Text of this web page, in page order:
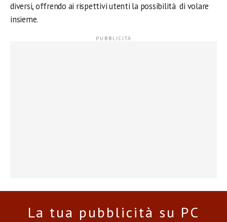
diversi, offrendo ai rispettivi utenti la possibilità di volare
insieme.
La tua pubblicità su PC